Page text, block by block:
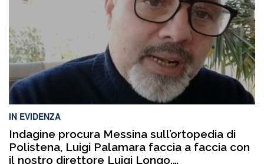
Catanzaro, con interventi e riflessioni dedicati ai […]
IN EVIDENZA
Indagine procura Messina sull’ortopedia di
Polistena, Luigi Palamara faccia a faccia con
il nostro direttore Luigi Longo.